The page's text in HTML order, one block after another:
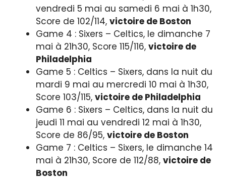
vendredi 5 mai au samedi 6 mai à 1h30,
Score de 102/114, victoire de Boston
Game 4 : Sixers – Celtics, le dimanche 7
mai à 21h30, Score 115/116, victoire de
Philadelphia
Game 5 : Celtics – Sixers, dans la nuit du
mardi 9 mai au mercredi 10 mai à 1h30,
Score 103/115, victoire de Philadelphia
Game 6 : Sixers – Celtics, dans la nuit du
jeudi 11 mai au vendredi 12 mai à 1h30,
Score de 86/95, victoire de Boston
Game 7 : Celtics – Sixers, le dimanche 14
mai à 21h30, Score de 112/88, victoire de
Boston